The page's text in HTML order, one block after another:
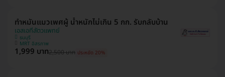
ทำหมันแมวเพศผู้ น้ำหนักไม่เกิน 5 กก. รับกลับบ้าน
เอสเอทีสัตวแพทย์
ธนบุรี
MRT อิสรภาพ
1,999 บาท2,500 บาท ประหยัด 20%